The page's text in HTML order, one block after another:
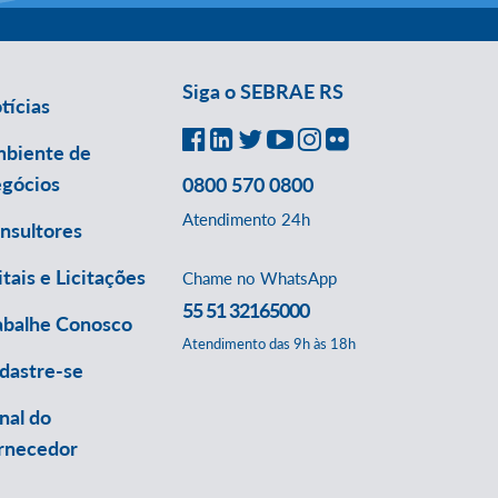
de
e Licitações
Conosco
se
do
Siga o SEBRAE RS
0800 570 0800
Atendimento 24h
Chame no WhatsApp
55 51 32165000
Atendimento das 9h às 18h